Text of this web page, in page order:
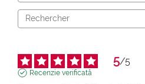
5/5
Recenzie verificată